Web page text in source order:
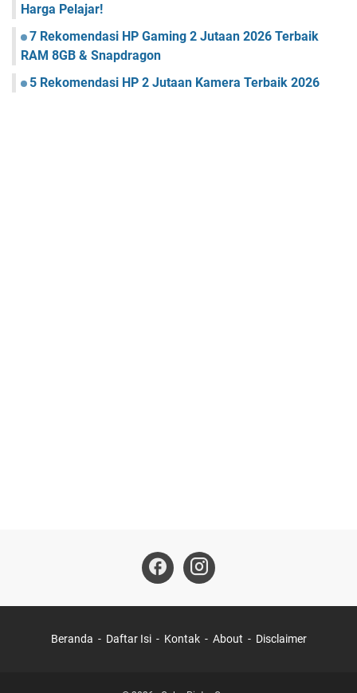
Harga Pelajar!
7 Rekomendasi HP Gaming 2 Jutaan 2026 Terbaik
RAM 8GB & Snapdragon
5 Rekomendasi HP 2 Jutaan Kamera Terbaik 2026
Beranda Daftar Isi Kontak About Disclaimer